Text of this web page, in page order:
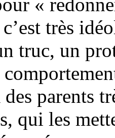
très
truc, un
parents
qui les